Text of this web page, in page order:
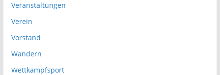
Veranstaltungen
Verein
Vorstand
Wandern
Wettkampfsport